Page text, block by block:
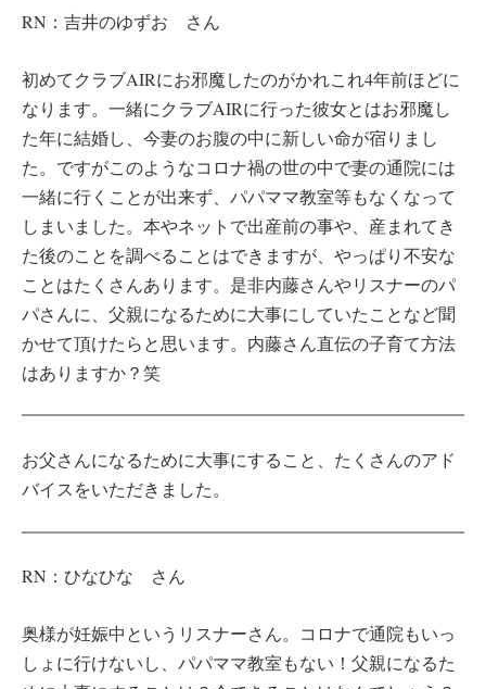
RN：吉井のゆずお さん
初めてクラブAIRにお邪魔したのがかれこれ4年前ほどに
なります。一緒にクラブAIRに行った彼女とはお邪魔し
た年に結婚し、今妻のお腹の中に新しい命が宿りまし
た。ですがこのようなコロナ禍の世の中で妻の通院には
一緒に行くことが出来ず、パパママ教室等もなくなって
しまいました。本やネットで出産前の事や、産まれてき
た後のことを調べることはできますが、やっぱり不安な
ことはたくさんあります。是非内藤さんやリスナーのパ
パさんに、父親になるために大事にしていたことなど聞
かせて頂けたらと思います。内藤さん直伝の子育て方法
はありますか？笑
お父さんになるために大事にすること、たくさんのアド
バイスをいただきました。
RN：ひなひな さん
奥様が妊娠中というリスナーさん。コロナで通院もいっ
しょに行けないし、パパママ教室もない！父親になるた